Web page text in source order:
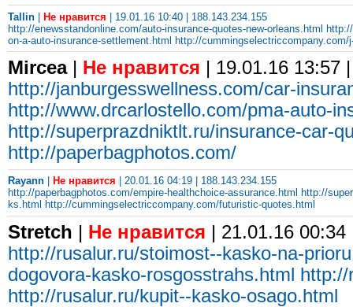
Tallin | Не нравится | 19.01.16 10:40 | 188.143.234.155
http://enewsstandonline.com/auto-insurance-quotes-new-orleans.html
on-a-auto-insurance-settlement.html http://cummingselectriccompany.com/
Mircea| Не нравится | 19.01.16 13:57
http://janburgesswellness.com/car-
http://www.drcarlostello.com/pma-auto-
http://superprazdniktlt.ru/insurance-car-
http://paperbagphotos.com/
Rayann Не нравится | 20.01.16 04:19 | 188.143.234.155
http://paperbagphotos.com/empire-healthchoice-assurance.html
http://
ks.html
http://cummingselectriccompany.com/futuristic-quotes.html
Stretch | Не нравится | 21.01.16
http://rusalur.ru/stoimost--kasko-na-
dogovora-kasko-rosgosstrahs.html http://
http://rusalur.ru/kupit--kasko-osago.html